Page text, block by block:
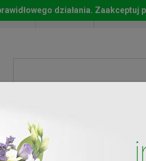
Start Moje
działania.